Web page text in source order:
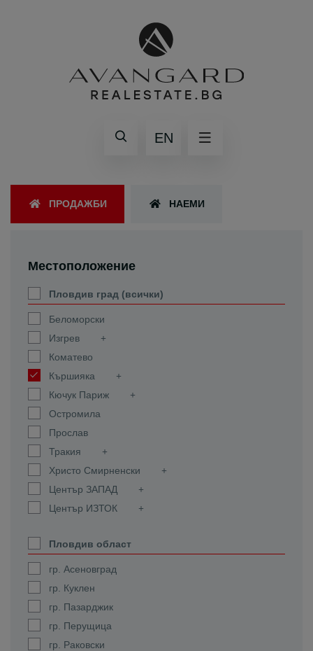
EN
ПРОДАЖБИ НАЕМИ
Местоположение
Пловдив град (всички)
Беломорски
Изгрев
Коматево
Кършияка
Кючук Париж
Остромила
Прослав
Тракия
Христо Смирненски
Център ЗАПАД
Център ИЗТОК
Пловдив област
гр. Асеновград
гр. Куклен
гр. Пазарджик
гр. Перущица
гр. Раковски